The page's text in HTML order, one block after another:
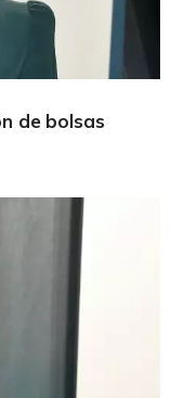
de bolsas